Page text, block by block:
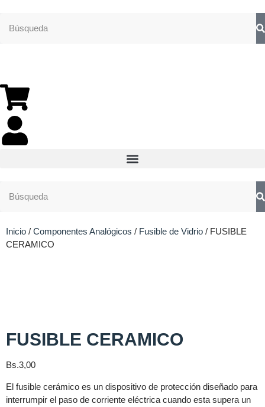
Inicio / Componentes Analógicos / Fusible de Vidrio / FUSIBLE
CERAMICO
FUSIBLE CERAMICO
Bs.3,00
El fusible cerámico es un dispositivo de protección diseñado para
interrumpir el paso de corriente eléctrica cuando esta supera un